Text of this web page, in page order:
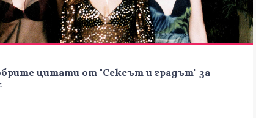
цитати от "Сексът и градът" за